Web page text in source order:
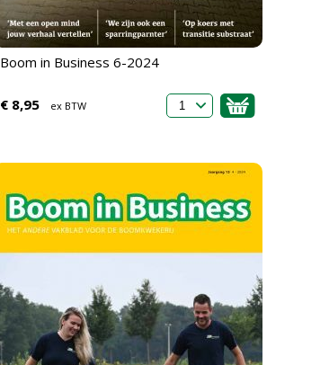
Boom in Business 6-2024
€ 8,95 ex BTW